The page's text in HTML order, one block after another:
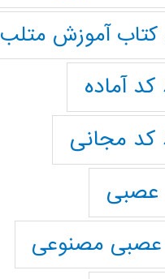
کتاب آموزش متلب
کد آماده
کد مجانی
عصبی
عصبی مصنوعی